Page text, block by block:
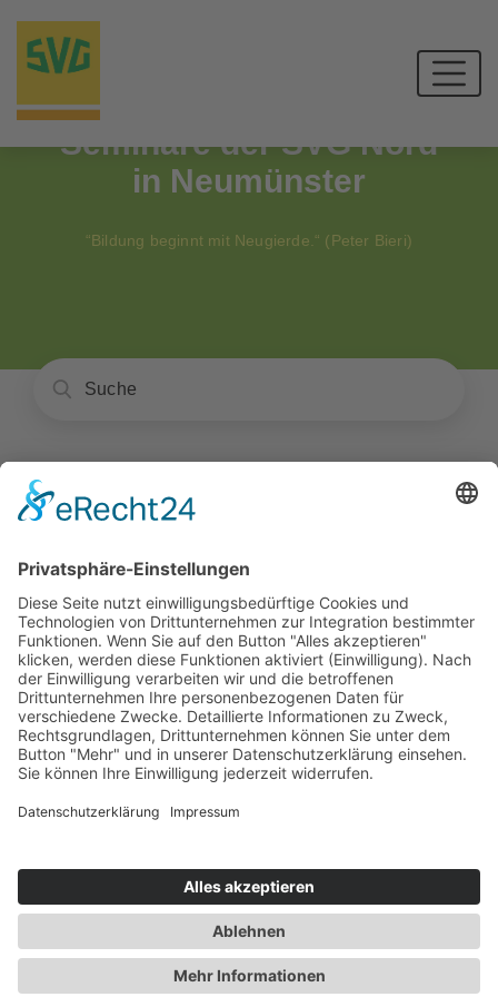
Seminare der SVG Nord
in Neumünster
“Bildung beginnt mit Neugierde.“ (Peter Bieri)
Unser Angebot
Alle Standorte
Keine Aufzeichnungen gefunden
© 2026 by SVG Nord Service und Vertrieb GmbH